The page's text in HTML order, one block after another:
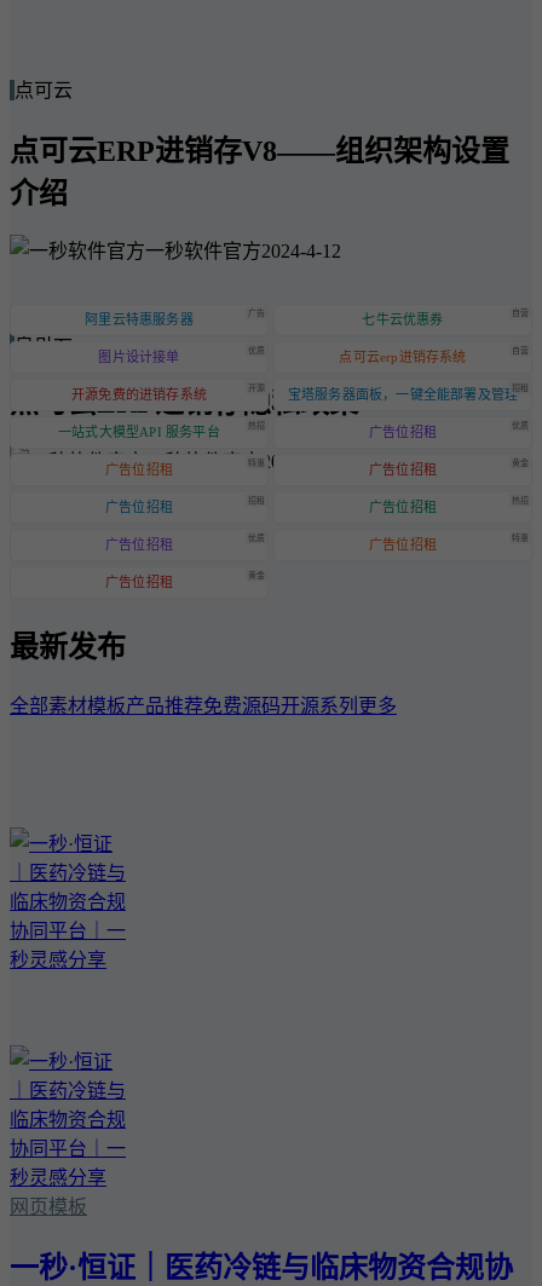
点可云
点可云ERP进销存V8——组织架构设置
介绍
一秒软件官方2024-4-12
点可云
点可云ERP进销存隐私政策
一秒软件官方2024-6-20
阿里云特惠服务器 广告 七牛云优惠券 自营
图片设计接单 优质 点可云erp进销存系统 自营
开源免费的进销存系统 开源 宝塔服务器面板，一键全能部署及管理招租
一站式大模型API 服务平台 热招 广告位招租 优质
广告位招租 特惠 广告位招租 黄金
广告位招租 招租 广告位招租 热招
广告位招租 优质 广告位招租 特惠
广告位招租 黄金
最新发布
全部素材模板产品推荐免费源码开源系列 更多
网页模板
一秒·恒证｜医药冷链与临床物资合规协